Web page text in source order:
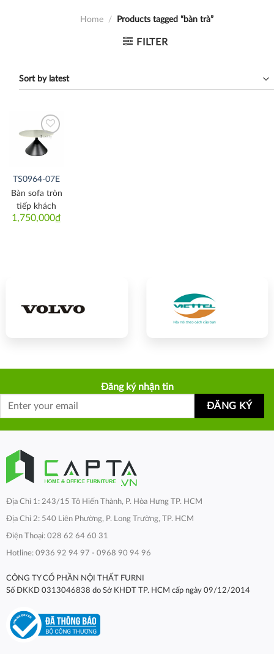
Home / Products tagged “bàn trà”
FILTER
Thích
TS0964-07E
1,750,000₫
Bàn sofa tròn
tiếp khách
Đăng ký nhận tin
Địa Chỉ 1: 243/15 Tô Hiến Thành, P. Hòa Hưng TP. HCM
Địa Chỉ 2: 540 Liên Phường, P. Long Trường, TP. HCM
Điện Thoại: 028 62 64 60 31
Hotline: 0936 92 94 97 - 0968 90 94 96
CÔNG TY CỔ PHẦN NỘI THẤT FURNI
Số ĐKKD 0313046838 do Sở KHĐT TP. HCM cấp ngày 09/12/2014